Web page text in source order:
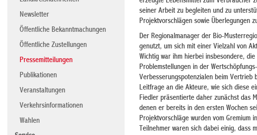
Newsletter
Öffentliche Bekanntmachungen
Öffentliche Zustellungen
Pressemitteilungen
Publikationen
Veranstaltungen
Verkehrsinformationen
Wahlen
seiner Arbeit zu begleiten und zu
Projektvorschlägen sowie Überlegungen
Der Regionalmanager der Bio-
genutzt, um sich mit einer Vielzahl von
Wichtig war ihm hierbei insbesondere,
Problemstellungen in der
Verbesserungspotenzialen beim
Leitfrage an die Akteure, wie sich diese
Fiedler präsentierte daher zunächst das
denen er bereits in den ersten Wochen
Projektvorschläge wurden vom Gremium
Teilnehmer waren sich dabei einig, dass